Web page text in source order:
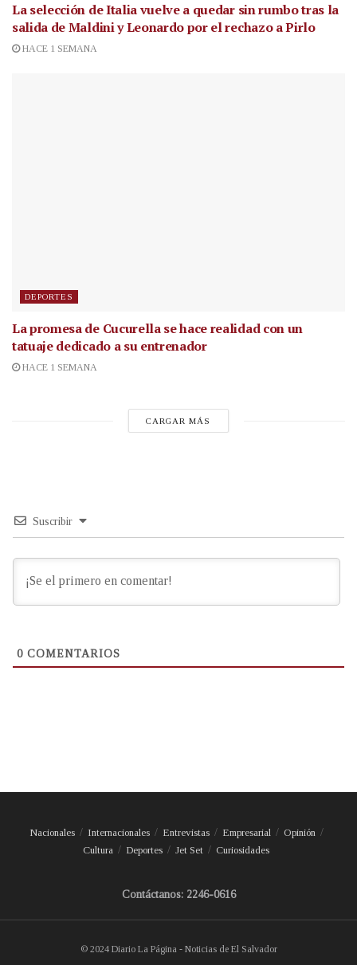
La selección de Italia vuelve a quedar sin rumbo tras la
salida de Maldini y Leonardo por el rechazo a Pirlo
HACE 1 SEMANA
DEPORTES
La promesa de Cucurella se hace realidad con un
tatuaje dedicado a su entrenador
HACE 1 SEMANA
CARGAR MÁS
Suscribir
0 COMENTARIOS
Nacionales Internacionales Entrevistas Empresarial
Opinión
Cultura
Deportes Jet Set Curiosidades
Contáctanos: 2246-0616
© 2024 Diario La Página - Noticias de El Salvador